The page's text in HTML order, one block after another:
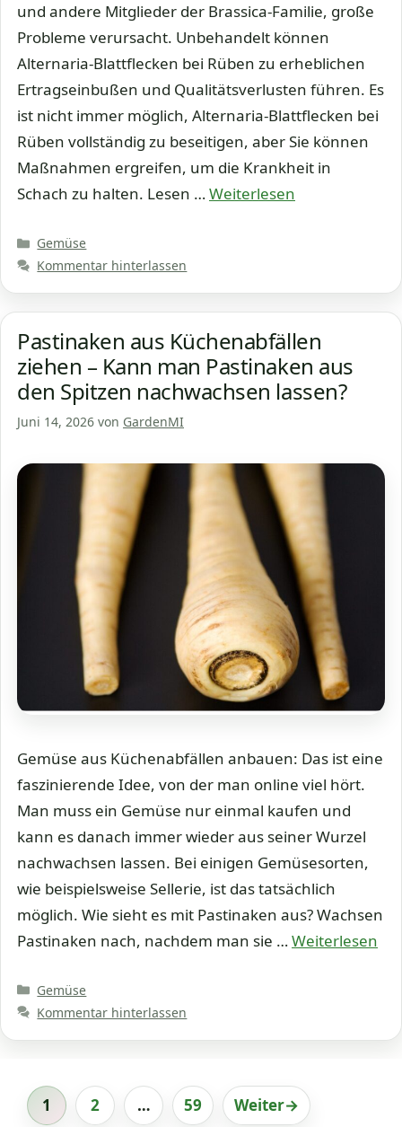
und andere Mitglieder der Brassica-Familie, große
Probleme verursacht. Unbehandelt können
Alternaria-Blattflecken bei Rüben zu erheblichen
Ertragseinbußen und Qualitätsverlusten führen. Es
ist nicht immer möglich, Alternaria-Blattflecken bei
Rüben vollständig zu beseitigen, aber Sie können
Maßnahmen ergreifen, um die Krankheit in
Schach zu halten. Lesen …Weiterlesen
Kategorien
Gemüse
Kommentar hinterlassen
Pastinaken aus Küchenabfällen
ziehen – Kann man Pastinaken aus
den Spitzen nachwachsen lassen?
Juni 14, 2026 von GardenMI
Gemüse aus Küchenabfällen anbauen: Das ist eine
faszinierende Idee, von der man online viel hört.
Man muss ein Gemüse nur einmal kaufen und
kann es danach immer wieder aus seiner Wurzel
nachwachsen lassen. Bei einigen Gemüsesorten,
wie beispielsweise Sellerie, ist das tatsächlich
möglich. Wie sieht es mit Pastinaken aus? Wachsen
Pastinaken nach, nachdem man sie …Weiterlesen
Kategorien
Gemüse
Kommentar hinterlassen
Seite
1 Seite
2 … Seite
59 Weiter→